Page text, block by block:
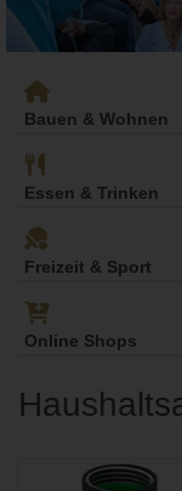
Bauen & Wohnen
Essen & Trinken
Freizeit & Sport
Online Shops